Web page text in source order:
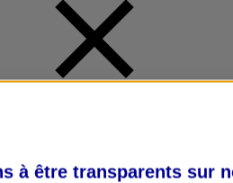
à être transparents sur